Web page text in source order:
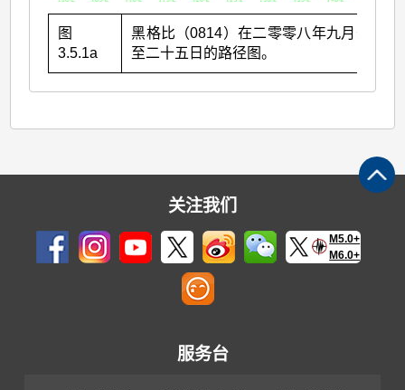
图
3.5.1a
黑格比（0814）在二零零八年九月十九日
至二十五日的路径图。
关注我们
M5.0+
M6.0+
服务台